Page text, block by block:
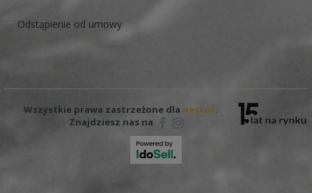
Odstąpienie od umowy
Wszystkie prawa zastrzeżone dla nestof.
Znajdziesz nas na